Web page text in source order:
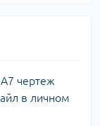
чертеж
в личном